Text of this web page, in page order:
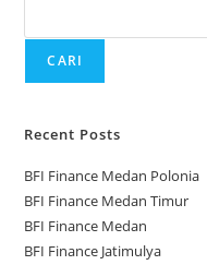
CARI
Recent Posts
BFI Finance Medan Polonia
BFI Finance Medan Timur
BFI Finance Medan
BFI Finance Jatimulya